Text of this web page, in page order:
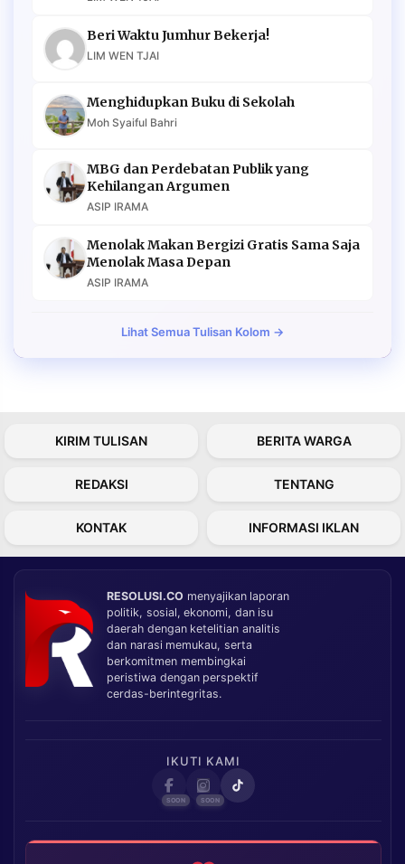
Beri Waktu Jumhur Bekerja!
LIM WEN TJAI
Menghidupkan Buku di Sekolah
Moh Syaiful Bahri
MBG dan Perdebatan Publik yang
Kehilangan Argumen
ASIP IRAMA
Menolak Makan Bergizi Gratis Sama Saja
Menolak Masa Depan
ASIP IRAMA
Lihat Semua Tulisan Kolom →
KIRIM TULISAN BERITA WARGA
REDAKSI TENTANG
KONTAK INFORMASI IKLAN
RESOLUSI.CO menyajikan laporan
politik, sosial, ekonomi, dan isu
daerah dengan ketelitian analitis
dan narasi memukau, serta
berkomitmen membingkai
peristiwa dengan perspektif
cerdas-berintegritas.
IKUTI KAMI